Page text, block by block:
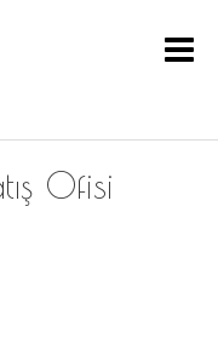
Ofisi